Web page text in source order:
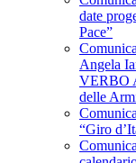
date
Pace”
Angela
VERBO
delle
“Giro